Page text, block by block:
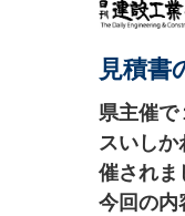
見積書
県主催で
スいしか
催されま
今回の内